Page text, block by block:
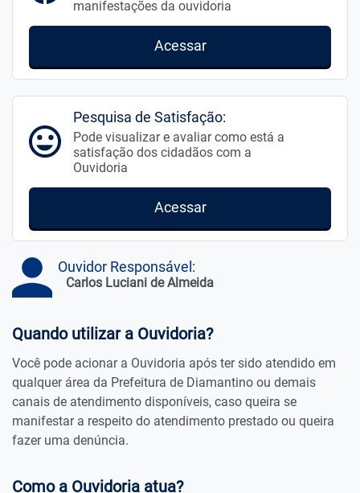
manifestações da ouvidoria
Acessar
Pesquisa de Satisfação:
Pode visualizar e avaliar como está a
satisfação dos cidadãos com a
Ouvidoria
Acessar
Ouvidor Responsável:
Carlos Luciani de Almeida
Quando utilizar a Ouvidoria?
Você pode acionar a Ouvidoria após ter sido atendido em
qualquer área da Prefeitura de Diamantino ou demais
canais de atendimento disponíveis, caso queira se
manifestar a respeito do atendimento prestado ou queira
fazer uma denúncia.
Como a Ouvidoria atua?